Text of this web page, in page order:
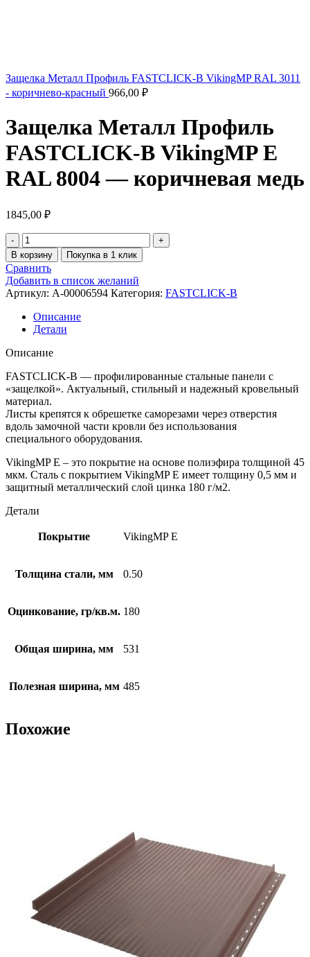
Защелка Металл Профиль FASTCLICK-В VikingMP RAL 3011
- коричнево-красный 966,00 ₽
Защелка Металл Профиль
FASTCLICK-В VikingMP E
RAL 8004 — коричневая медь
1845,00 ₽
В корзину Покупка в 1 клик
Сравнить
Добавить в список желаний
Артикул: A-00006594 Категория: FASTCLICK-B
Описание
Детали
Описание
FASTCLICK-В — профилированные стальные панели с
«защелкой». Актуальный, стильный и надежный кровельный
материал.
Листы крепятся к обрешетке саморезами через отверстия
вдоль замочной части кровли без использования
специального оборудования.
VikingMP E – это покрытие на основе полиэфира толщиной 45
мкм. Сталь с покрытием VikingMP E имеет толщину 0,5 мм и
защитный металлический слой цинка 180 г/м2.
Детали
Покрытие VikingMP E
Толщина стали, мм 0.50
Оцинкование, гр/кв.м. 180
Общая ширина, мм 531
Полезная ширина, мм 485
Похожие